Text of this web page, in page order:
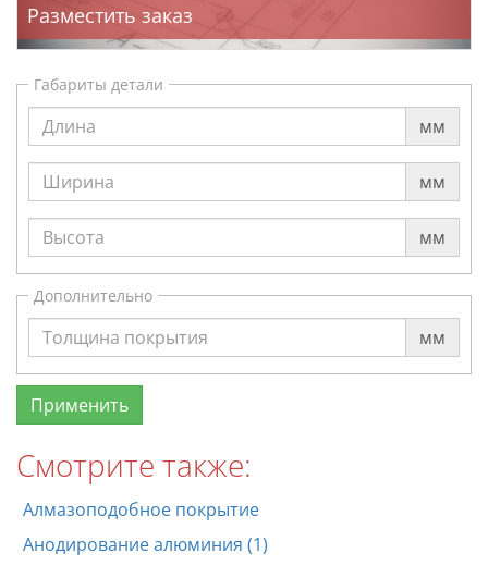
Разместить заказ
Габариты детали
мм
мм
мм
Дополнительно
мм
Смотрите также:
Алмазоподобное покрытие
Анодирование алюминия (1)